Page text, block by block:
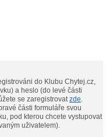
do Klubu Chytej.cz,
a heslo (do levé části
můžete se zaregistrovatzde
části formuláře svou
pod kterou chcete vystupovat
uživatelem).